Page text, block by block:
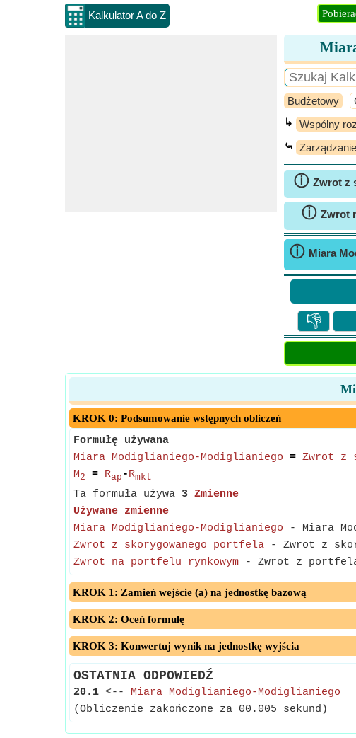
Kalkulator A do Z
Budżetowy
↳ Wspólny
⤿
ⓘ Zwrot z
ⓘ Zwrot
ⓘ Miara
👎
KROK 0: Podsumowanie wstępnych obliczeń
Formułę używana
Miara Modiglianiego-Modiglianiego = Zwrot z
M2 = Rap -Rmkt
Ta formuła używa 3 Zmienne
Używane zmienne
Miara Modiglianiego-Modiglianiego - Miara
Zwrot z skorygowanego portfela - Zwrot z
Zwrot na portfelu rynkowym - Zwrot z portfela
KROK 1: Zamień wejście (a) na jednostkę bazową
KROK 2: Oceń formułę
KROK 3: Konwertuj wynik na jednostkę wyjścia
OSTATNIA ODPOWIEDŹ
20.1 <-- Miara Modiglianiego-Modiglianiego
(Obliczenie zakończone za 00.005 sekund)